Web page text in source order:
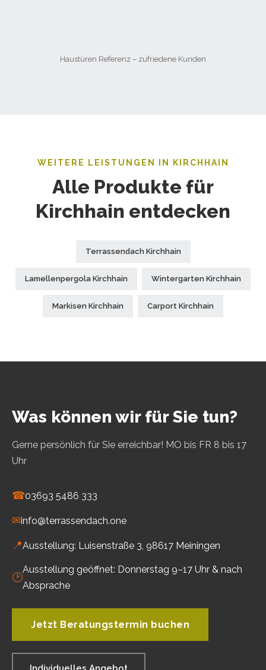
Haustüren Referenz – zufriedene Kunden
WEITERE LEISTUNGEN IN KIRCHHAIN
Alle Produkte für
Kirchhain entdecken
Terrassendach Kirchhain
Lamellenpergola Kirchhain Wintergarten Kirchhain
Markisen Kirchhain Carport Kirchhain
Was können wir für Sie tun?
Gerne persönlich für Sie erreichbar! MO bis FR 8 bis 17
Uhr
☎03693 5486 333
✉info@terrassendach.one
📍Ausstellung: Luisenstraße 3, 98617 Meiningen
🕑
Ausstellung geöffnet: Donnerstag 9–17 Uhr & nach
Absprache
Jetzt Beratungstermin buchen